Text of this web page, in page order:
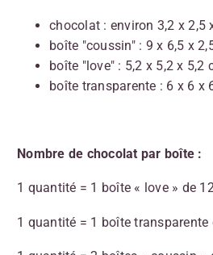
chocolat : environ 3,2 x 2,5
boîte "coussin" : 9 x 6,5 x
boîte "love" : 5,2 x 5,2 x 5,2
boîte transparente : 6 x 6 x
Nombre de chocolat par boîte :
1 quantité = 1 boîte « love » de
1 quantité = 1 boîte